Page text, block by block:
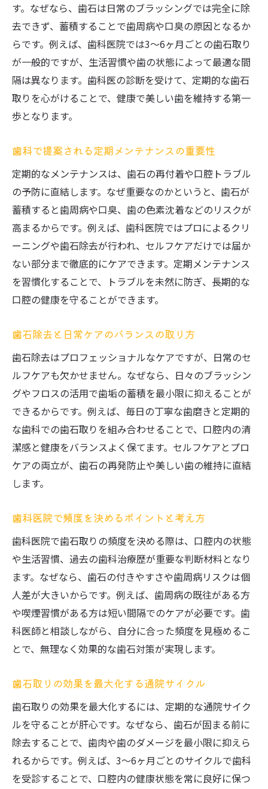
す。なぜなら、歯石は日常のブラッシングでは完全に除
去できず、蓄積することで歯周病や口臭の原因となるか
らです。例えば、歯科医院では3〜6ヶ月ごとの歯石取り
が一般的ですが、生活習慣や歯の状態によって最適な間
隔は異なります。歯科医の診断を受けて、定期的な歯石
取りを心がけることで、健康で美しい歯を維持する第一
歩となります。
歯科で提案される定期メンテナンスの重要性
定期的なメンテナンスは、歯石の再付着や口腔トラブル
の予防に直結します。なぜ重要なのかというと、歯石が
蓄積すると歯周病や口臭、歯の色素沈着などのリスクが
高まるからです。例えば、歯科医院ではプロによるクリ
ーニングや歯石除去が行われ、セルフケアだけでは届か
ない部分まで徹底的にケアできます。定期メンテナンス
を習慣化することで、トラブルを未然に防ぎ、長期的な
口腔の健康を守ることができます。
歯石除去と日常ケアのバランスの取り方
歯石除去はプロフェッショナルなケアですが、日常のセ
ルフケアも欠かせません。なぜなら、日々のブラッシン
グやフロスの活用で歯垢の蓄積を最小限に抑えることが
できるからです。例えば、毎日の丁寧な歯磨きと定期的
な歯科での歯石取りを組み合わせることで、口腔内の清
潔感と健康をバランスよく保てます。セルフケアとプロ
ケアの両立が、歯石の再発防止や美しい歯の維持に直結
します。
歯科医院で頻度を決めるポイントと考え方
歯科医院で歯石取りの頻度を決める際は、口腔内の状態
や生活習慣、過去の歯科治療歴が重要な判断材料となり
ます。なぜなら、歯石の付きやすさや歯周病リスクは個
人差が大きいからです。例えば、歯周病の既往がある方
や喫煙習慣がある方は短い間隔でのケアが必要です。歯
科医師と相談しながら、自分に合った頻度を見極めるこ
とで、無理なく効果的な歯石対策が実現します。
歯石取りの効果を最大化する通院サイクル
歯石取りの効果を最大化するには、定期的な通院サイク
ルを守ることが肝心です。なぜなら、歯石が固まる前に
除去することで、歯肉や歯のダメージを最小限に抑えら
れるからです。例えば、3～6ヶ月ごとのサイクルで歯科
を受診することで、口腔内の健康状態を常に良好に保つ